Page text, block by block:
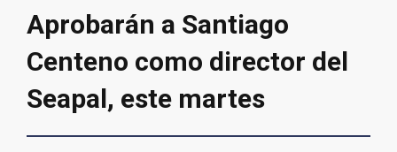
Aprobarán a Santiago
Centeno como director del
Seapal, este martes